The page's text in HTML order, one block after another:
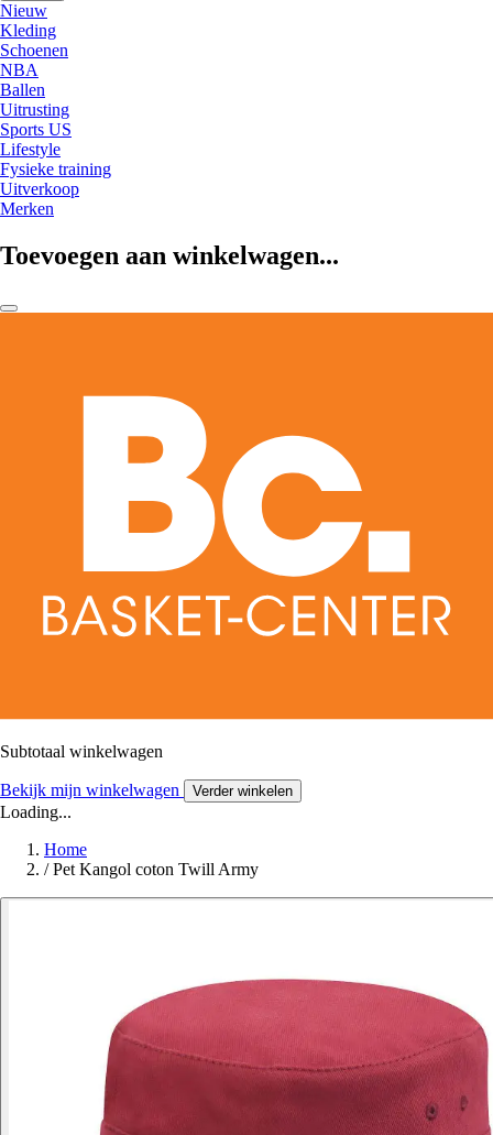
Nieuw
Kleding
Schoenen
NBA
Ballen
Uitrusting
Sports US
Lifestyle
Fysieke training
Uitverkoop
Merken
Toevoegen aan winkelwagen...
Subtotaal winkelwagen
Bekijk mijn winkelwagen Verder winkelen
Loading...
Home
/ Pet Kangol coton Twill Army